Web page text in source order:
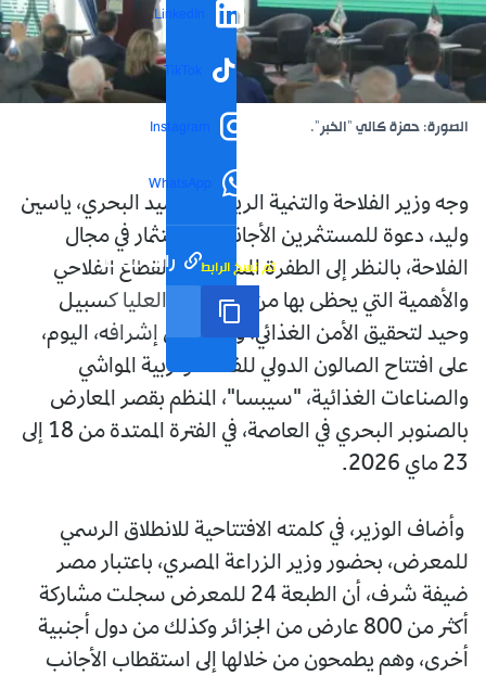
LinkedIn
TikTok
Instagram
WhatsApp
رابط مختصر تم نسخ الرابط
الصورة: حمزة كالي "الخبر".
وجه وزير الفلاحة والتنمية الريفية والصيد البحري، ياسين
وليد، دعوة للمستثمرين الأجانب، للاستثمار في مجال
الفلاحة، بالنظر إلى الطفرة المسجلة في القطاع الفلاحي
والأهمية التي يحظى بها من السلطات العليا كسبيل
وحيد لتحقيق الأمن الغذائي، وهذا خلال إشرافه، اليوم،
على افتتاح الصالون الدولي للفلاحة وتربية المواشي
والصناعات الغذائية، "سيبسا"، المنظم بقصر المعارض
بالصنوبر البحري في العاصمة، في الفترة الممتدة من 18 إلى
23 ماي 2026.
وأضاف الوزير، في كلمته الافتتاحية للانطلاق الرسمي
للمعرض، بحضور وزير الزراعة المصري، باعتبار مصر
ضيفة شرف، أن الطبعة 24 للمعرض سجلت مشاركة
أكثر من 800 عارض من الجزائر وكذلك من دول أجنبية
أخرى، وهم يطمحون من خلالها إلى استقطاب الأجانب